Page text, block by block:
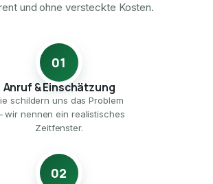
und ohne versteckte Kosten.
01
Anruf & Einschätzung
schildern uns das Problem
wir nennen ein realistisches
Zeitfenster.
02